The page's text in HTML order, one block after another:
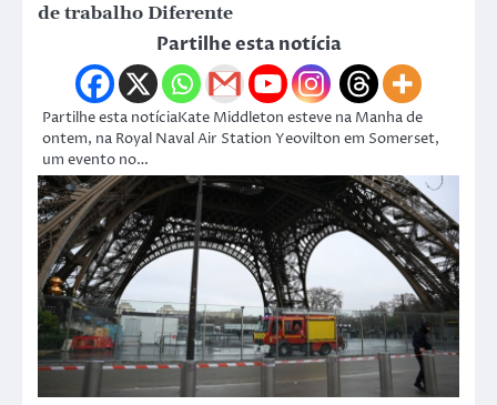
de trabalho Diferente
Partilhe esta notícia
Partilhe esta notíciaKate Middleton esteve na Manha de
ontem, na Royal Naval Air Station Yeovilton em Somerset,
um evento no…